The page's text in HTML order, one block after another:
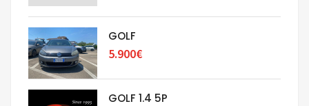
GOLF
5.900€
GOLF 1.4 5P